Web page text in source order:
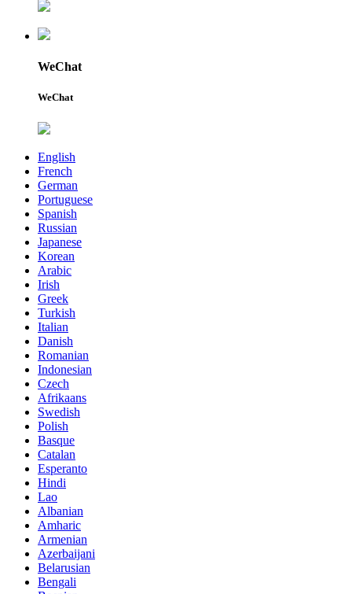
WeChat
WeChat
English
French
German
Portuguese
Spanish
Russian
Japanese
Korean
Arabic
Irish
Greek
Turkish
Italian
Danish
Romanian
Indonesian
Czech
Afrikaans
Swedish
Polish
Basque
Catalan
Esperanto
Hindi
Lao
Albanian
Amharic
Armenian
Azerbaijani
Belarusian
Bengali